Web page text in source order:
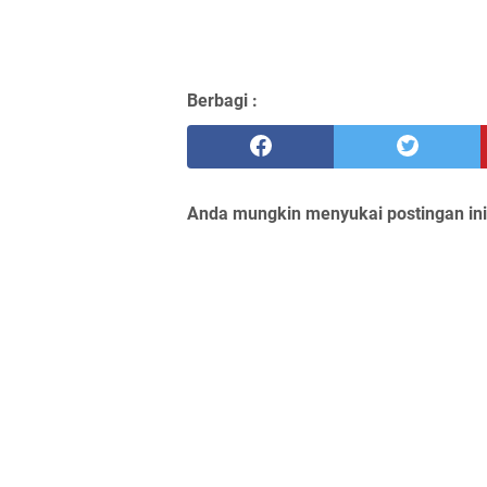
Berbagi :
Anda mungkin menyukai postingan